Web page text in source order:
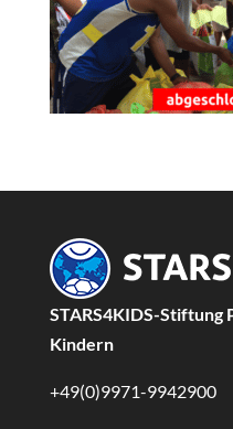
STARS4KIDS-
Kindern
+49(0)9971-9942900